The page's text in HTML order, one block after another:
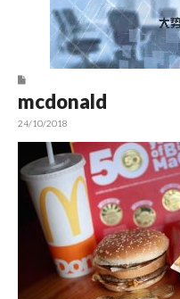
mcdonald
24/10/2018